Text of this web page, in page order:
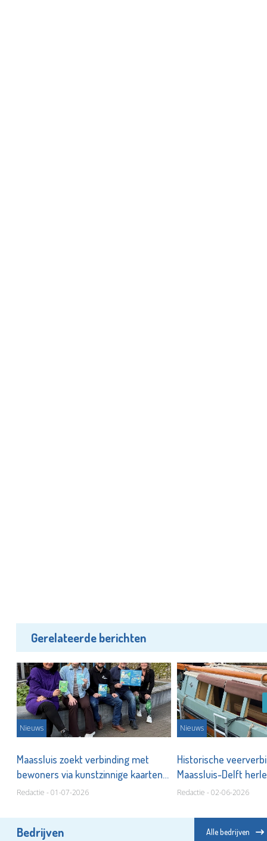
Gerelateerde berichten
Nieuws
Maassluis zoekt verbinding met
bewoners via kunstzinnige kaarten
en flyers
Redactie - 01-07-2026
Nieuws
Historische
Maassluis-Delft
Redactie - 02-06-2026
Bedrijven Alle bedrijven